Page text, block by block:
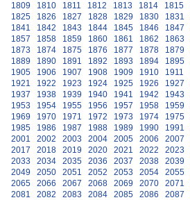
1809
1810 1811 1812 1813 1814 1815
1825
1826 1827 1828 1829 1830 1831
1841
1842 1843 1844 1845 1846 1847
1857
1858 1859 1860 1861 1862 1863
1873
1874 1875 1876 1877 1878 1879
1889
1890 1891 1892 1893 1894 1895
1905
1906 1907 1908 1909 1910 1911
1921
1922 1923 1924 1925 1926 1927
1937
1938 1939 1940 1941 1942 1943
1953
1954 1955 1956 1957 1958 1959
1969
1970 1971 1972 1973 1974 1975
1985
1986 1987 1988 1989 1990 1991
2001
2002 2003 2004 2005 2006 2007
2017
2018 2019 2020 2021 2022 2023
2033
2034 2035 2036 2037 2038 2039
2049
2050 2051 2052 2053 2054 2055
2065
2066 2067 2068 2069 2070 2071
2081
2082 2083 2084 2085 2086 2087